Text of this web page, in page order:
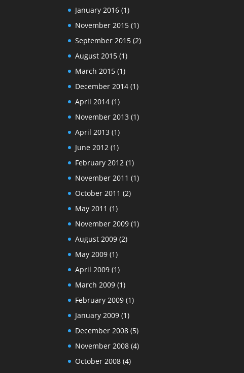
January 2016 (1)
November 2015 (1)
September 2015 (2)
August 2015 (1)
March 2015 (1)
December 2014 (1)
April 2014 (1)
November 2013 (1)
April 2013 (1)
June 2012 (1)
February 2012 (1)
November 2011 (1)
October 2011 (2)
May 2011 (1)
November 2009 (1)
August 2009 (2)
May 2009 (1)
April 2009 (1)
March 2009 (1)
February 2009 (1)
January 2009 (1)
December 2008 (5)
November 2008 (4)
October 2008 (4)